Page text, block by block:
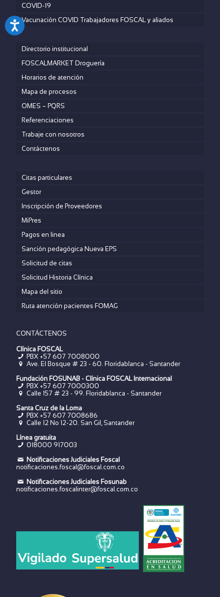
COVID-19
Vacunación COVID Trabajadores FOSCAL y aliados
Directorio institucional
FOSCALMARKET Droguería
Horarios de atención
Mapa de procesos
OMES – PQRS
Referenciaciones
Trabaje con nosotros
Contáctenos
Citas particulares
Gestor
Inscripción de Proveedores
MiPres
Pagos en linea
Sanción pedagógica Nueva EPS
Solicitud de citas
Solicitud Historia Clínica
Mapa del sitio
Ruta atención pacientes FOMAG
CONTÁCTENOS
Clínica FOSCAL
PBX +57 607 7008000
Ave. El Bosque # 23 - 60. Floridablanca - Santander
Fundación FOSUNAB - Clínica FOSCAL Internacional
PBX +57 607 7000300
Calle 157 # 23 - 99. Floridablanca - Santander
Santa Cruz de la Loma
PBX +57 607 7008686
Calle 12 No 12-20. San Gil, Santander
Línea gratuita
018000 917003
Notificaciones Judiciales Foscal
notificaciones.foscal@foscal.com.co
Notificaciones Judiciales Fosunab
notificaciones.foscalinter@foscal.com.co